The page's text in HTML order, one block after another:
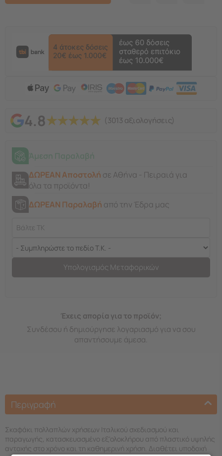
4.8★★★★★ (3013 αξιολογήσεις)
ΔΩΡΕΑΝ Αποστολή σε Αθήνα - Πειραιά για
όλα τα προϊόντα!
ΔΩΡΕΑΝ Παραλαβή από την Έδρα μας
Υπολογισμός Μεταφορικών
Έχεις απορία για το προϊόν;
Συνδέσου ή δημιούργησε λογαριασμό για να σου
απαντήσουμε άμεσα.
Περιγραφή
Σκαφάκι πολλαπλών χρήσεων Ιταλικού σχεδιασμού και
παραγωγής, κατασκευασμένο εξ'ολοκλήρου από πλαστικό υψηλής
αντοχής στο χρόνο και τη καθημερινή χρήση. Διαθέτει υποδοχή